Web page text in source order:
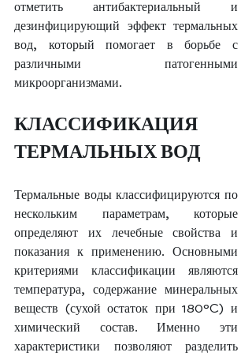
отметить антибактериальный и
дезинфицирующий эффект термальных
вод, который помогает в борьбе с
различными патогенными
микроорганизмами.
КЛАССИФИКАЦИЯ
ТЕРМАЛЬНЫХ ВОД
Термальные воды классифицируются по
нескольким параметрам, которые
определяют их лечебные свойства и
показания к применению. Основными
критериями классификации являются
температура, содержание минеральных
веществ (сухой остаток при 180°C) и
химический состав. Именно эти
характеристики позволяют разделить